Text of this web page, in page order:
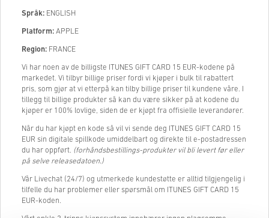
Språk: ENGLISH
Platform: APPLE
Region: FRANCE
Vi har noen av de billigste ITUNES GIFT CARD 15 EUR-kodene på
markedet. Vi tilbyr billige priser fordi vi kjøper i bulk til rabattert
pris, som gjør at vi etterpå kan tilby billige priser til kundene våre. I
tillegg til billige produkter så kan du være sikker på at kodene du
kjøper er 100% lovlige, siden de er kjøpt fra offisielle leverandører.
Når du har kjøpt en kode så vil vi sende deg ITUNES GIFT CARD 15
EUR sin digitale spillkode umiddelbart og direkte til e-postadressen
du har oppført. (forhåndsbestillings-produkter vil bli levert før eller
på selve releasedatoen.)
Vår Livechat (24/7) og utmerkede kundestøtte er alltid tilgjengelig i
tilfelle du har problemer eller spørsmål om ITUNES GIFT CARD 15
EUR-koden.